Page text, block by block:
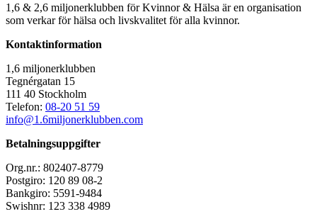
1,6 & 2,6 miljonerklubben för Kvinnor & Hälsa är en organisation
som verkar för hälsa och livskvalitet för alla kvinnor.
Kontaktinformation
1,6 miljonerklubben
Tegnérgatan 15
111 40 Stockholm
Telefon: 08-20 51 59
info@1.6miljonerklubben.com
Betalningsuppgifter
Org.nr.: 802407-8779
Postgiro: 120 89 08-2
Bankgiro: 5591-9484
Swishnr: 123 338 4989